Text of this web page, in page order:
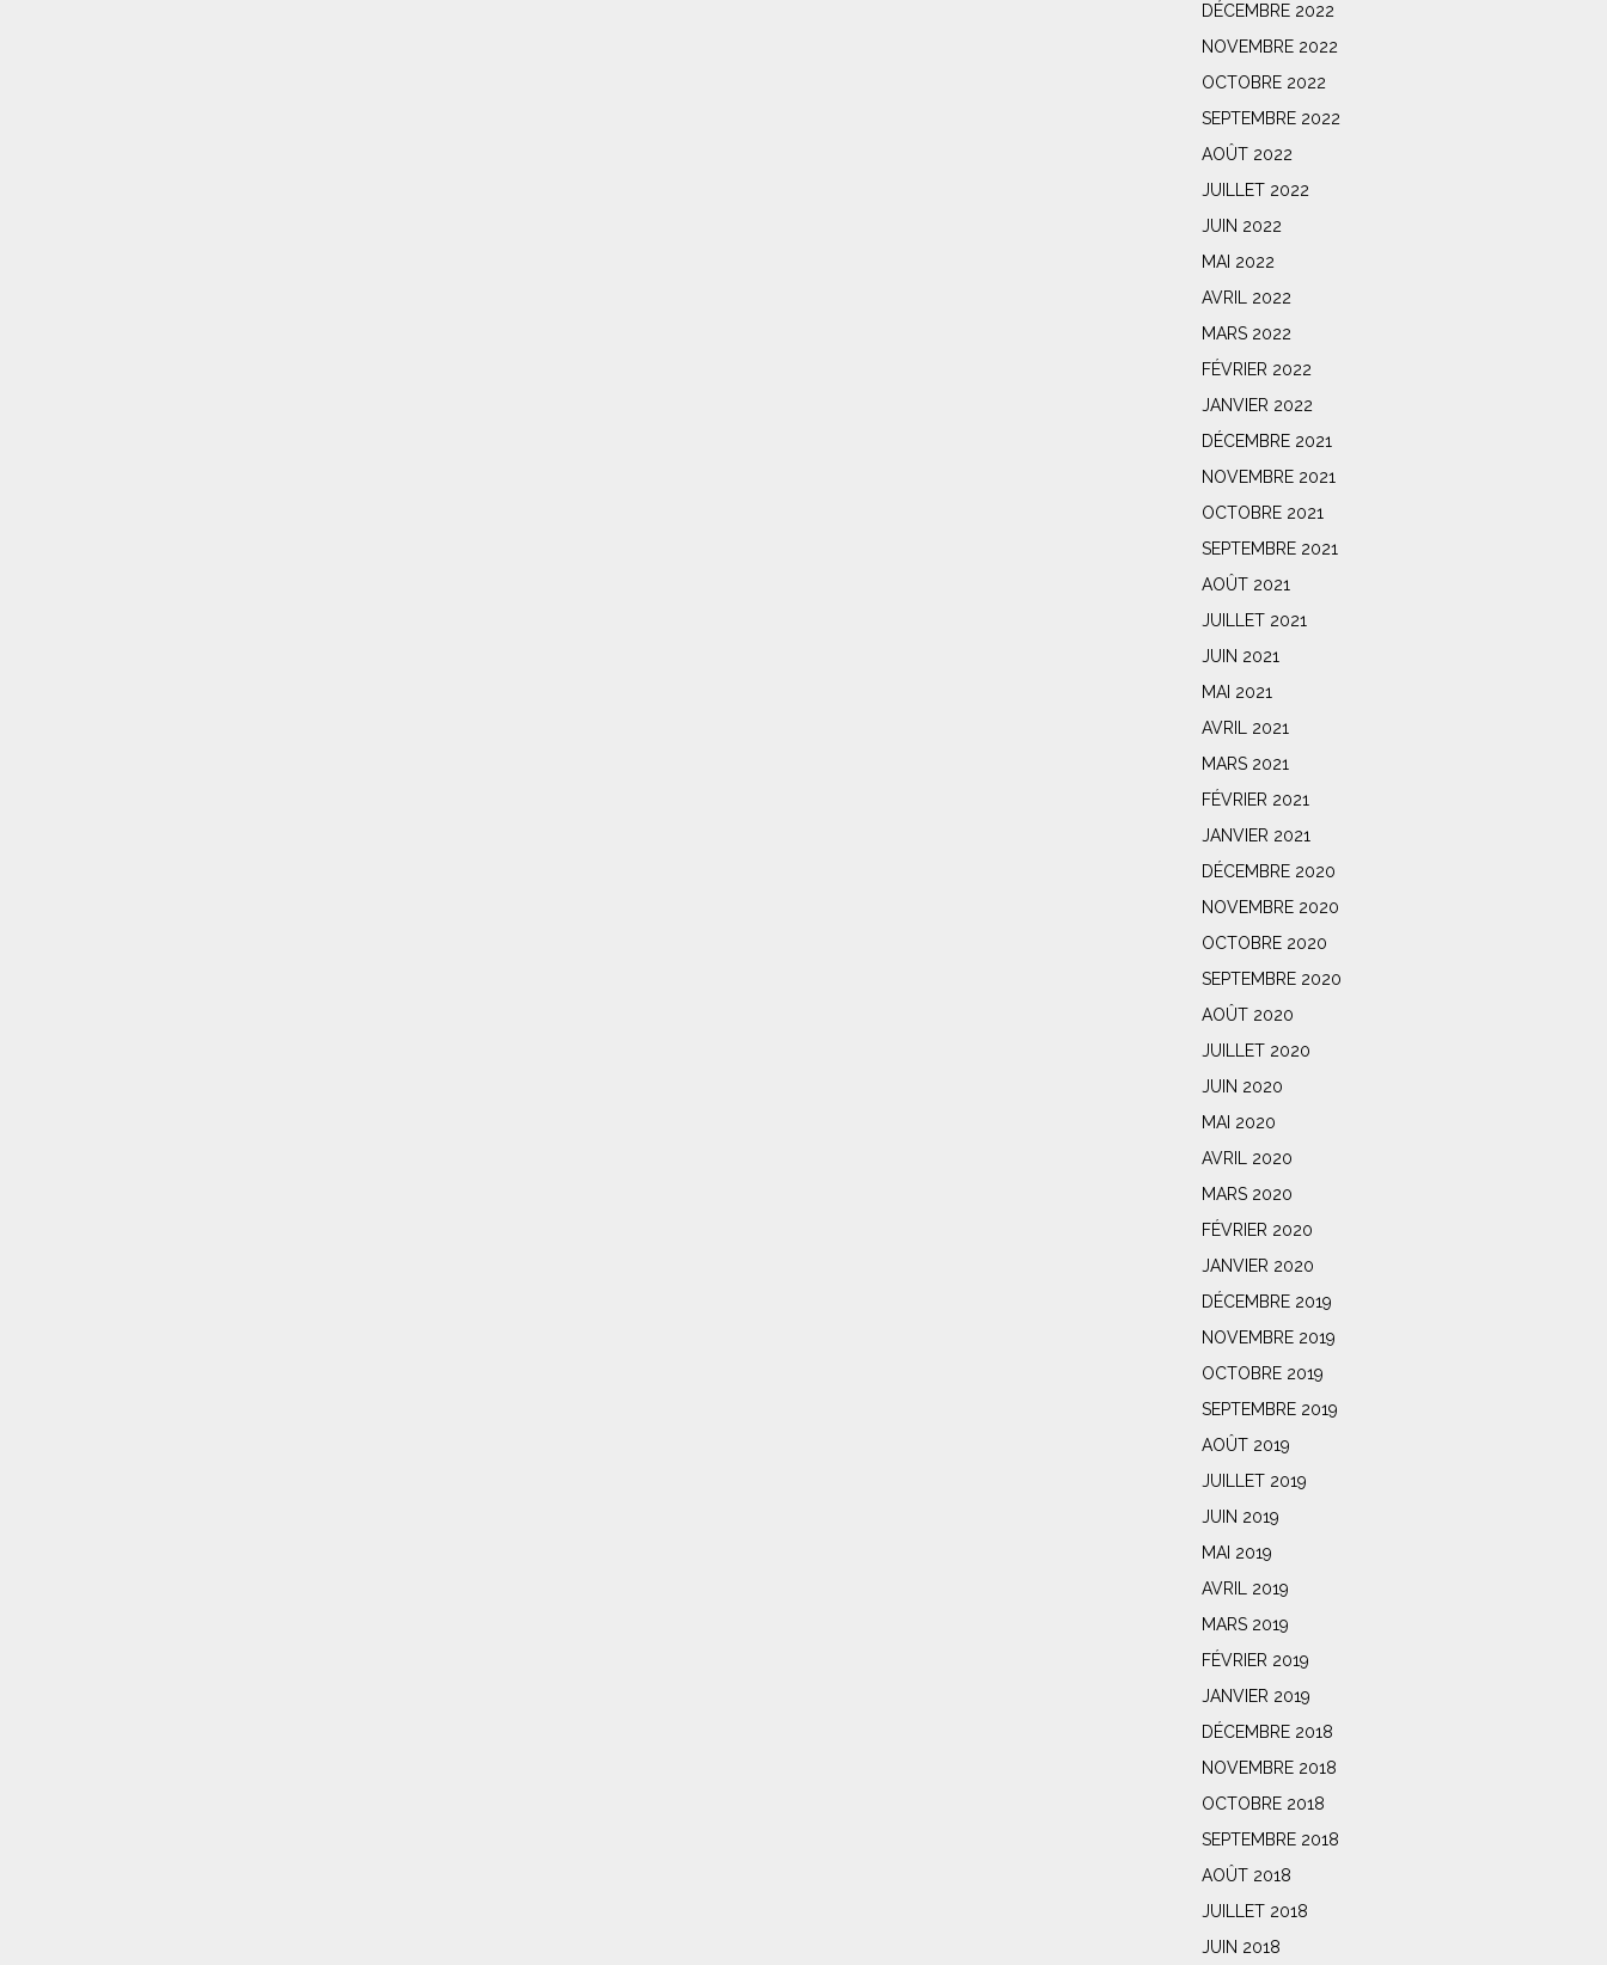
DÉCEMBRE 2022
NOVEMBRE 2022
OCTOBRE 2022
SEPTEMBRE 2022
AOÛT 2022
JUILLET 2022
JUIN 2022
MAI 2022
AVRIL 2022
MARS 2022
FÉVRIER 2022
JANVIER 2022
DÉCEMBRE 2021
NOVEMBRE 2021
OCTOBRE 2021
SEPTEMBRE 2021
AOÛT 2021
JUILLET 2021
JUIN 2021
MAI 2021
AVRIL 2021
MARS 2021
FÉVRIER 2021
JANVIER 2021
DÉCEMBRE 2020
NOVEMBRE 2020
OCTOBRE 2020
SEPTEMBRE 2020
AOÛT 2020
JUILLET 2020
JUIN 2020
MAI 2020
AVRIL 2020
MARS 2020
FÉVRIER 2020
JANVIER 2020
DÉCEMBRE 2019
NOVEMBRE 2019
OCTOBRE 2019
SEPTEMBRE 2019
AOÛT 2019
JUILLET 2019
JUIN 2019
MAI 2019
AVRIL 2019
MARS 2019
FÉVRIER 2019
JANVIER 2019
DÉCEMBRE 2018
NOVEMBRE 2018
OCTOBRE 2018
SEPTEMBRE 2018
AOÛT 2018
JUILLET 2018
JUIN 2018